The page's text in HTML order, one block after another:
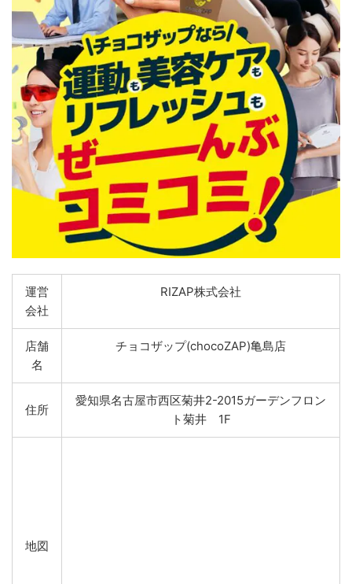
運営
会社
RIZAP株式会社
店舗
名
チョコザップ(chocoZAP)亀島店
住所
愛知県名古屋市西区菊井2-2015ガーデンフロン
ト菊井 1F
地図